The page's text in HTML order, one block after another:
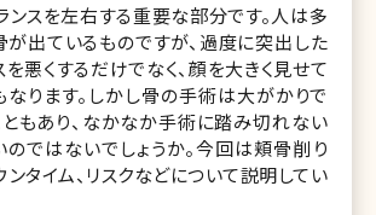
スを左右する重要な部分です。人は多
が出ているものですが、過度に突出した
悪くするだけでなく、顔を大きく見せて
なります。しかし骨の手術は大がかりで
ともあり、なかなか手術に踏み切れない
のではないでしょうか。今回は頬骨削り
タイム、リスクなどについて説明してい